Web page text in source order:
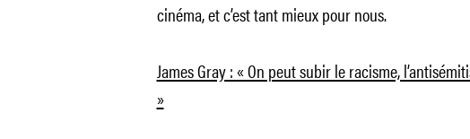
cinéma, et c’est tant mieux pour nous.
James Gray : « On peut subir le racisme,
»